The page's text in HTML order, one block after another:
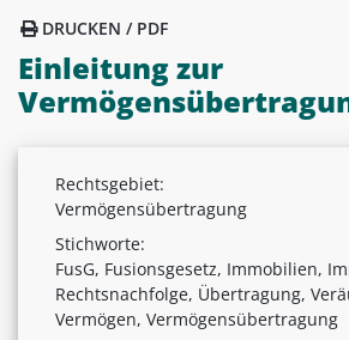
DRUCKEN / PDF
Einleitung zur
Rechtsgebiet:
Vermögensübertragung
Stichworte:
FusG, Fusionsgesetz, Immobilien,
Rechtsnachfolge, Übertragung,
Vermögen, Vermögensübertragung